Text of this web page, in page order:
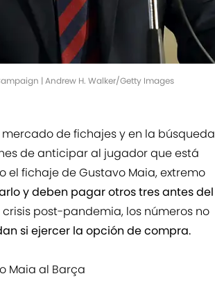
| Andrew H. Walker/Getty Images
de fichajes y en la búsqueda
de anticipar al jugador que está
el fichaje de Gustavo Maia, extremo
y deben pagar otros tres antes del
post-pandemia, los números no
si ejercer la opción de compra.
Maia al Barça